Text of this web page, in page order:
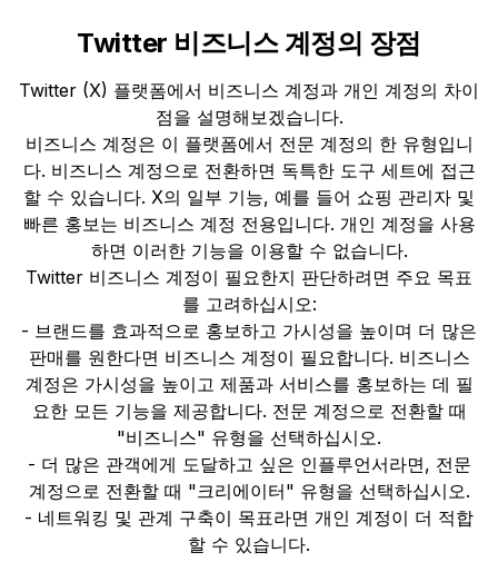
Twitter 비즈니스 계정의 장점
Twitter (X) 플랫폼에서 비즈니스 계정과 개인 계정의 차이
점을 설명해보겠습니다.
비즈니스 계정은 이 플랫폼에서 전문 계정의 한 유형입니
다. 비즈니스 계정으로 전환하면 독특한 도구 세트에 접근
할 수 있습니다. X의 일부 기능, 예를 들어 쇼핑 관리자 및
빠른 홍보는 비즈니스 계정 전용입니다. 개인 계정을 사용
하면 이러한 기능을 이용할 수 없습니다.
Twitter 비즈니스 계정이 필요한지 판단하려면 주요 목표
를 고려하십시오:
- 브랜드를 효과적으로 홍보하고 가시성을 높이며 더 많은
판매를 원한다면 비즈니스 계정이 필요합니다. 비즈니스
계정은 가시성을 높이고 제품과 서비스를 홍보하는 데 필
요한 모든 기능을 제공합니다. 전문 계정으로 전환할 때
"비즈니스" 유형을 선택하십시오.
- 더 많은 관객에게 도달하고 싶은 인플루언서라면, 전문
계정으로 전환할 때 "크리에이터" 유형을 선택하십시오.
- 네트워킹 및 관계 구축이 목표라면 개인 계정이 더 적합
할 수 있습니다.